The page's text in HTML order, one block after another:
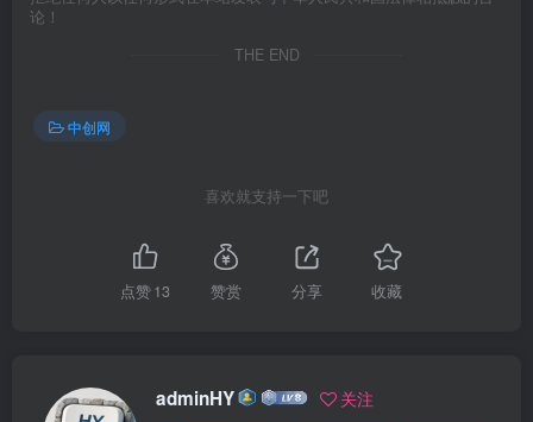
论！
THE END
中创网
喜欢就支持一下吧
点赞13 赞赏 分享 收藏
adminHY 关注